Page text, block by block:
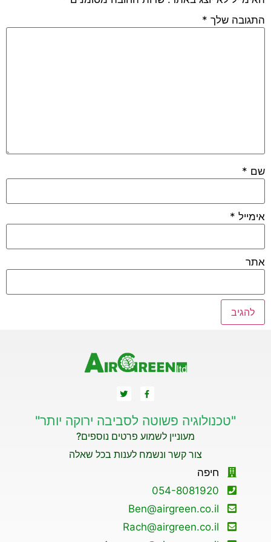
התגובה שלך *
שם *
אימייל *
אתר
"טכנולוגיה פשוטה לסביבה ירוקה יותר"
מעוניין לשמוע פרטים נוספים?
צור קשר ונשמח לענות בכל שאלה
חיפה
054-8081920
Ben@airgreen.co.il
Rach@airgreen.co.il